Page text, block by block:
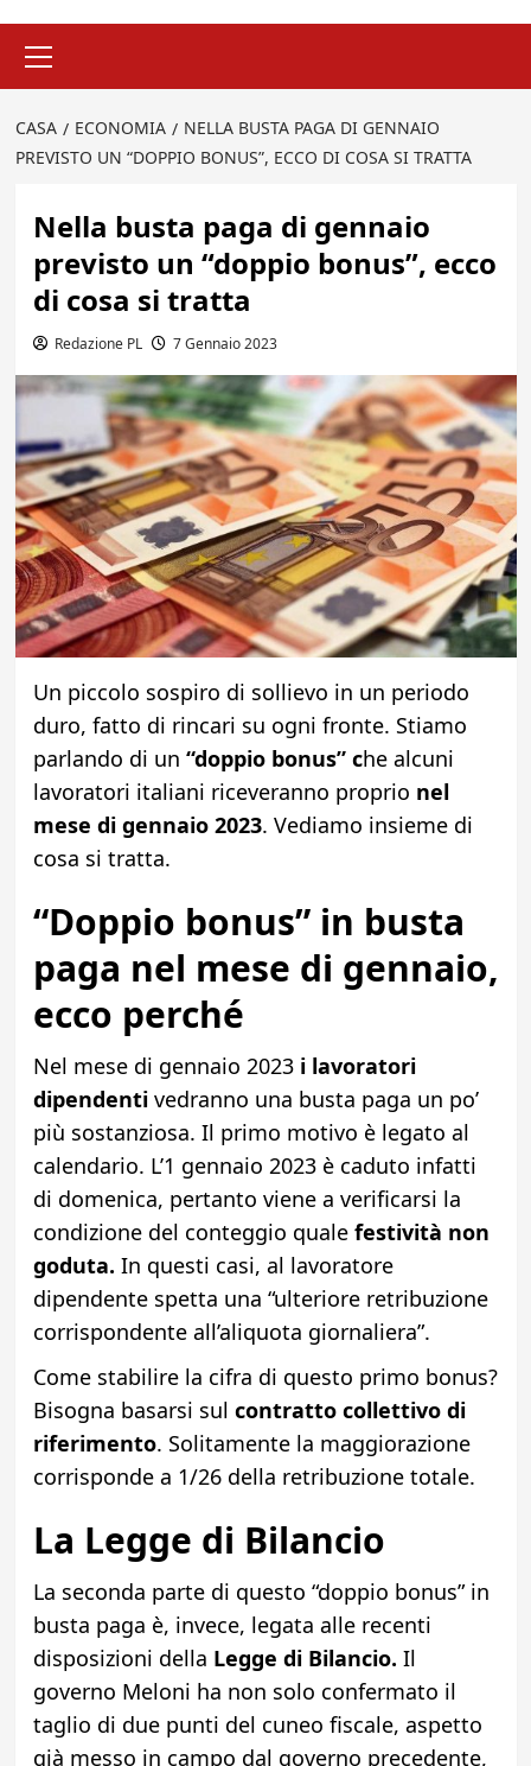
principale
CASA ECONOMIA
NELLA BUSTA PAGA DI GENNAIO
PREVISTO UN “DOPPIO BONUS”, ECCO DI COSA SI TRATTA
Nella busta paga di gennaio
previsto un “doppio bonus”, ecco
di cosa si tratta
Redazione PL 7 Gennaio 2023
Un piccolo sospiro di sollievo in un periodo
duro, fatto di rincari su ogni fronte. Stiamo
parlando di un “doppio bonus” che alcuni
lavoratori italiani riceveranno proprio nel
mese di gennaio 2023. Vediamo insieme di
cosa si tratta.
“Doppio bonus” in busta
paga nel mese di gennaio,
ecco perché
Nel mese di gennaio 2023i lavoratori
dipendenti vedranno una busta paga un po’
più sostanziosa. Il primo motivo è legato al
calendario. L’1 gennaio 2023 è caduto infatti
di domenica, pertanto viene a verificarsi la
condizione del conteggio qualefestività non
goduta. In questi casi, al lavoratore
dipendente spetta una “ulteriore retribuzione
corrispondente all’aliquota giornaliera”.
Come stabilire la cifra di questo primo bonus?
Bisogna basarsi sul contratto collettivo di
riferimento. Solitamente la maggiorazione
corrisponde a 1/26 della retribuzione totale.
La Legge di Bilancio
La seconda parte di questo “doppio bonus” in
busta paga è, invece, legata alle recenti
disposizioni della Legge di Bilancio. Il
governo Meloni ha non solo confermato il
taglio di due punti del cuneo fiscale, aspetto
già messo in campo dal governo precedente,